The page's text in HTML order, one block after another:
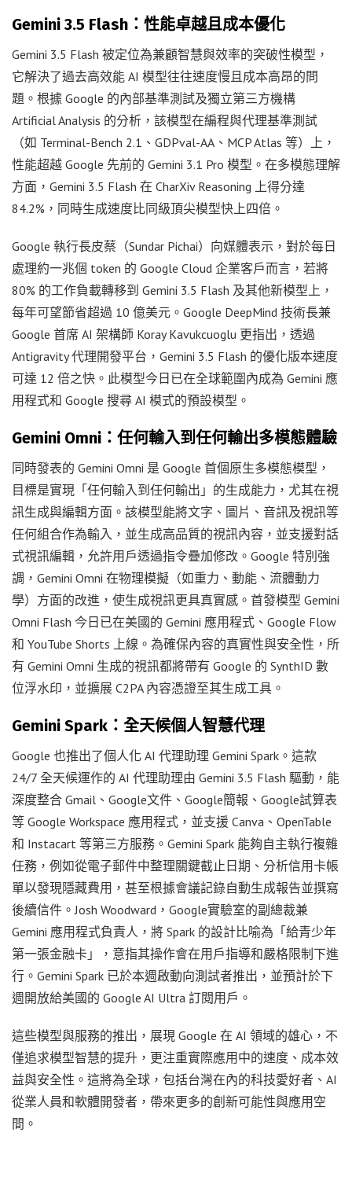
Gemini 3.5 Flash：性能卓越且成本優化
Gemini 3.5 Flash 被定位為兼顧智慧與效率的突破性模型，
它解決了過去高效能 AI 模型往往速度慢且成本高昂的問
題。根據 Google 的內部基準測試及獨立第三方機構
Artificial Analysis 的分析，該模型在編程與代理基準測試
（如 Terminal-Bench 2.1、GDPval-AA、MCP Atlas 等）上，
性能超越 Google 先前的 Gemini 3.1 Pro 模型。在多模態理解
方面，Gemini 3.5 Flash 在 CharXiv Reasoning 上得分達
84.2%，同時生成速度比同級頂尖模型快上四倍。
Google 執行長皮蔡（Sundar Pichai）向媒體表示，對於每日
處理約一兆個 token 的 Google Cloud 企業客戶而言，若將
80% 的工作負載轉移到 Gemini 3.5 Flash 及其他新模型上，
每年可望節省超過 10 億美元。Google DeepMind 技術長兼
Google 首席 AI 架構師 Koray Kavukcuoglu 更指出，透過
Antigravity 代理開發平台，Gemini 3.5 Flash 的優化版本速度
可達 12 倍之快。此模型今日已在全球範圍內成為 Gemini 應
用程式和 Google 搜尋 AI 模式的預設模型。
Gemini Omni：任何輸入到任何輸出多模態體驗
同時發表的 Gemini Omni 是 Google 首個原生多模態模型，
目標是實現「任何輸入到任何輸出」的生成能力，尤其在視
訊生成與編輯方面。該模型能將文字、圖片、音訊及視訊等
任何組合作為輸入，並生成高品質的視訊內容，並支援對話
式視訊編輯，允許用戶透過指令疊加修改。Google 特別強
調，Gemini Omni 在物理模擬（如重力、動能、流體動力
學）方面的改進，使生成視訊更具真實感。首發模型 Gemini
Omni Flash 今日已在美國的 Gemini 應用程式、Google Flow
和 YouTube Shorts 上線。為確保內容的真實性與安全性，所
有 Gemini Omni 生成的視訊都將帶有 Google 的 SynthID 數
位浮水印，並擴展 C2PA 內容憑證至其生成工具。
Gemini Spark：全天候個人智慧代理
Google 也推出了個人化 AI 代理助理 Gemini Spark。這款
24/7 全天候運作的 AI 代理助理由 Gemini 3.5 Flash 驅動，能
深度整合 Gmail、Google文件、Google簡報、Google試算表
等 Google Workspace 應用程式，並支援 Canva、OpenTable
和 Instacart 等第三方服務。Gemini Spark 能夠自主執行複雜
任務，例如從電子郵件中整理關鍵截止日期、分析信用卡帳
單以發現隱藏費用，甚至根據會議記錄自動生成報告並撰寫
後續信件。Josh Woodward，Google實驗室的副總裁兼
Gemini 應用程式負責人，將 Spark 的設計比喻為「給青少年
第一張金融卡」，意指其操作會在用戶指導和嚴格限制下進
行。Gemini Spark 已於本週啟動向測試者推出，並預計於下
週開放給美國的 Google AI Ultra 訂閱用戶。
這些模型與服務的推出，展現 Google 在 AI 領域的雄心，不
僅追求模型智慧的提升，更注重實際應用中的速度、成本效
益與安全性。這將為全球，包括台灣在內的科技愛好者、AI
從業人員和軟體開發者，帶來更多的創新可能性與應用空
間。